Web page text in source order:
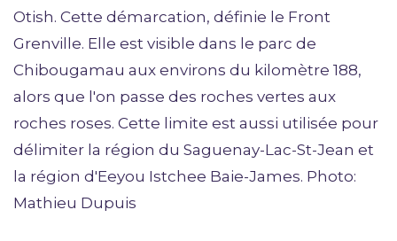
Otish. Cette démarcation, définie le Front
Grenville. Elle est visible dans le parc de
Chibougamau aux environs du kilomètre 188,
alors que l'on passe des roches vertes aux
roches roses. Cette limite est aussi utilisée pour
délimiter la région du Saguenay-Lac-St-Jean et
la région d'Eeyou Istchee Baie-James. Photo:
Mathieu Dupuis